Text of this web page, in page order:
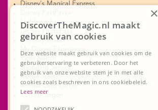
Disney's Magical Express
Lightning Lane
Memory Maker
Shopping Service
Kluisje huren
Animal Care Center
Rondleidingen
DiscoverTheMagic.nl maakt
gebruik van cookies
Deze website maakt gebruik van cookies om de
gebruikerservaring te verbeteren. Door het
gebruik van onze website stem je in met alle
cookies zoals beschreven in ons cookiebeleid.
Lees meer
×